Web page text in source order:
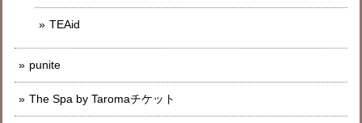
TEAid
punite
The Spa by Taromaチケット